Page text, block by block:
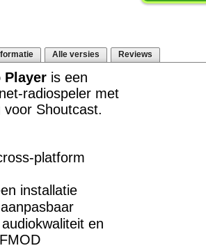
Alle versies Reviews
Player is een
radiospeler met
Shoutcast.
platform
installatie
en